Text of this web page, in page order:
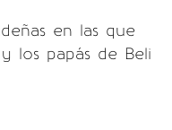
en las que
los papás de Beli